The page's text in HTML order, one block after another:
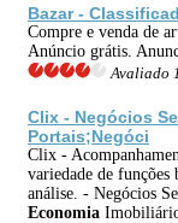
Bazar -
Compre e venda de
Anúncio grátis.
Avaliado
Clix - Negócios
Portais;Negóci
Clix -
variedade de funções
análise. - Negócios
Economia